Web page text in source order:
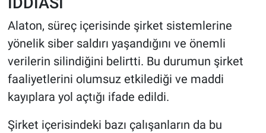
Alaton, süreç içerisinde şirket sistemlerine
yönelik siber saldırı yaşandığını ve önemli
verilerin silindiğini belirtti. Bu durumun şirket
faaliyetlerini olumsuz etkilediği ve maddi
kayıplara yol açtığı ifade edildi.
Şirket içerisindeki bazı çalışanların da bu